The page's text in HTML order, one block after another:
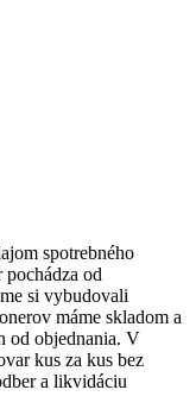
spotrebného
od
si vybudovali
máme skladom a
od objednania. V
kus za kus bez
a likvidáciu